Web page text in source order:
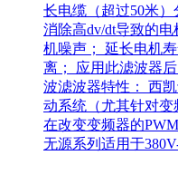
长电缆（超过50米）
消除高dv/dt导致的
机噪声； 延长电机
离； 应用此滤波器
波滤波器特性： 西
动系统（尤其针对
在改变变频器的
无源系列适用于